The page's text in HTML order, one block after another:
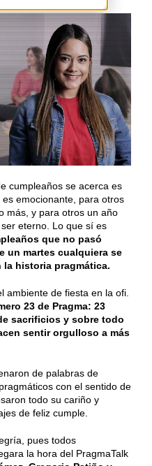
cumpleaños se acerca es
emocionante, para otros
más, y para otros un año
eterno. Lo que sí es
que no pasó
un martes cualquiera se
historia pragmática.
ambiente de fiesta en la ofi.
23 de Pragma: 23
sacrificios y sobre todo
sentir orgulloso a más
de palabras de
con el sentido de
todo su cariño y
de feliz cumple.
pues todos
la hora del PragmaTalk